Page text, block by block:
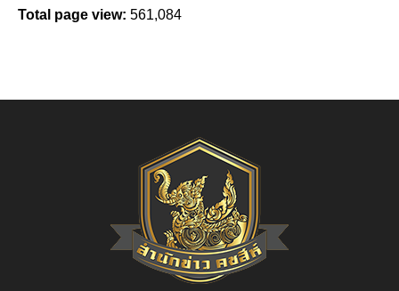
Total page view: 561,084